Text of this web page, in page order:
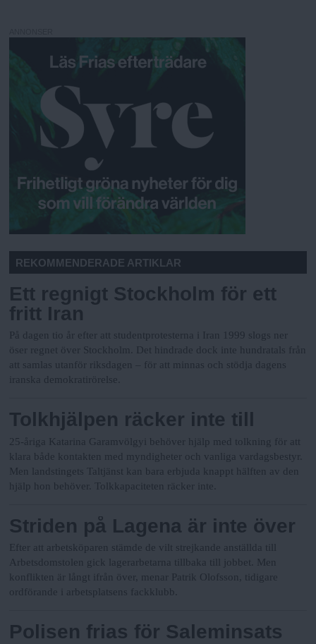
REKOMMENDERADE ARTIKLAR
Ett regnigt Stockholm för ett
fritt Iran
På dagen tio år efter att studentprotesterna i Iran 1999 slogs ner
öser regnet över Stockholm. Det hindrade dock inte hundratals från
att samlas utanför riksdagen – för att minnas och stödja dagens
iranska demokratirörelse.
Tolkhjälpen räcker inte till
25-åriga Katarina Garamvölgyi behöver hjälp med tolkning för att
klara både kontakten med myndigheter och vanliga vardagsbestyr.
Men landstingets Taltjänst kan bara erbjuda knappt hälften av den
hjälp hon behöver. Tolkkapaciteten räcker inte.
Striden på Lagena är inte över
Efter att arbetsköparen stämde de vilt strejkande anställda till
Arbetsdomstolen gick lagerarbetarna tillbaka till jobbet. Men
konflikten är långt ifrån över, menar Patrik Olofsson, tidigare
ordförande i arbetsplatsens fackklubb.
Polisen frias för Saleminsats